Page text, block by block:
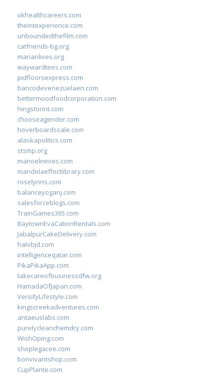
okhealthcareers.com
theintexperience.com
unboundedthefilm.com
catfriends-bg.org
marianlives.org
waywardtees.com
pidfloorsexpress.com
bancodevenezuelaen.com
bettermoodfoodcorporation.com
hingstonnt.com
chooseagender.com
hoverboardssale.com
alaskapolitics.com
stsmp.org
manoelneves.com
mandelaeffectlibrary.com
roselynns.com
balanceyoganj.com
salesforceblogs.com
TrainGames365.com
BaytownEvaCationRentals.com
JabalpurCakeDelivery.com
halobjd.com
intelligenceqatar.com
PikaPikaApp.com
takecareofbusinessdfw.org
HamadaOfJapan.com
VersifyLifestyle.com
kingscreekadventures.com
antaeuslabs.com
purelycleanchemdry.com
WishOping.com
shoplegacee.com
bonvivantshop.com
CupPlante.com